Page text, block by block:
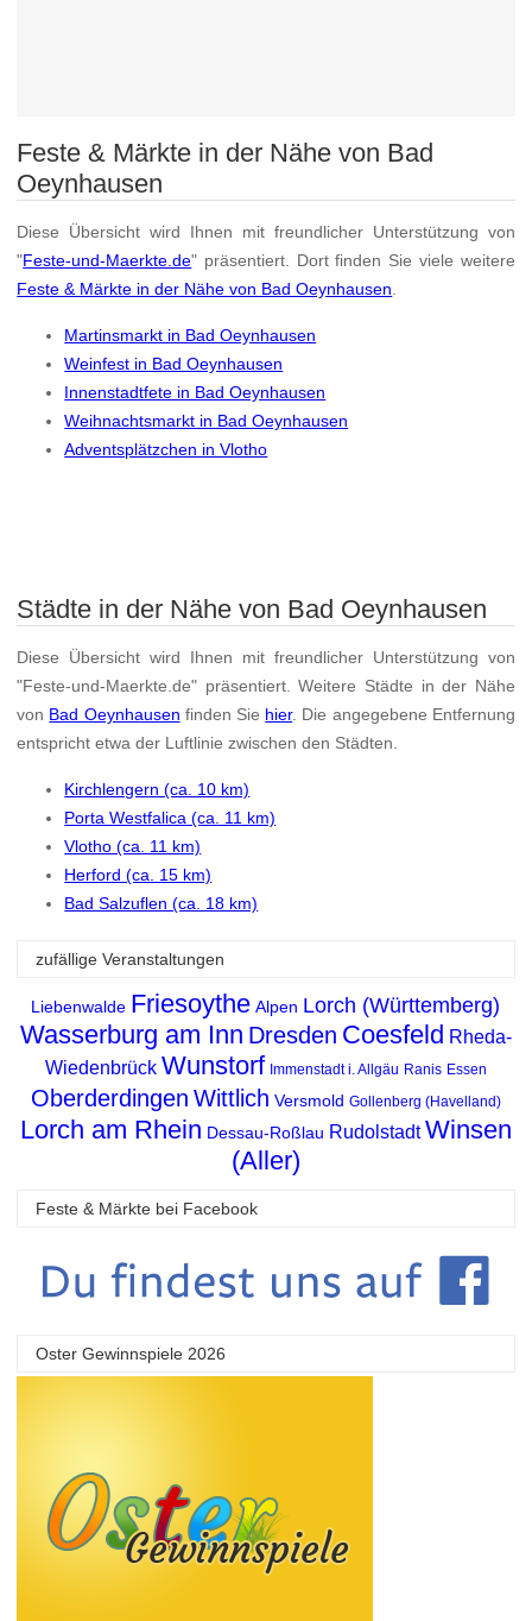
Feste & Märkte in der Nähe von Bad
Oeynhausen
Diese Übersicht wird Ihnen mit freundlicher Unterstützung von
"Feste-und-Maerkte.de" präsentiert. Dort finden Sie viele weitere
Feste & Märkte in der Nähe von Bad Oeynhausen.
Martinsmarkt in Bad Oeynhausen
Weinfest in Bad Oeynhausen
Innenstadtfete in Bad Oeynhausen
Weihnachtsmarkt in Bad Oeynhausen
Adventsplätzchen in Vlotho
Städte in der Nähe von Bad Oeynhausen
Diese Übersicht wird Ihnen mit freundlicher Unterstützung von
"Feste-und-Maerkte.de" präsentiert. Weitere Städte in der Nähe
von Bad Oeynhausen finden Sie hier. Die angegebene Entfernung
entspricht etwa der Luftlinie zwischen den Städten.
Kirchlengern (ca. 10 km)
Porta Westfalica (ca. 11 km)
Vlotho (ca. 11 km)
Herford (ca. 15 km)
Bad Salzuflen (ca. 18 km)
zufällige Veranstaltungen
Liebenwalde Friesoythe Alpen Lorch (Württemberg)
Wasserburg am Inn Dresden Coesfeld Rheda-
Wiedenbrück Wunstorf Immenstadt i. Allgäu Ranis Essen
Oberderdingen Wittlich Versmold Gollenberg (Havelland)
Lorch am Rhein Dessau-Roßlau Rudolstadt Winsen
(Aller)
Feste & Märkte bei Facebook
Oster Gewinnspiele 2026